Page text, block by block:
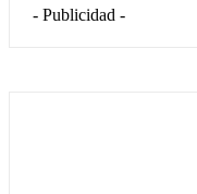
- Publicidad -